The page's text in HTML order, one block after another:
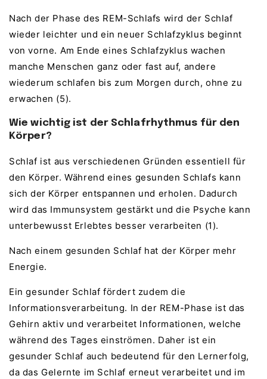
Nach der Phase des REM-Schlafs wird der Schlaf
wieder leichter und ein neuer Schlafzyklus beginnt
von vorne. Am Ende eines Schlafzyklus wachen
manche Menschen ganz oder fast auf, andere
wiederum schlafen bis zum Morgen durch, ohne zu
erwachen (5).
Wie wichtig ist der Schlafrhythmus für den
Körper?
Schlaf ist aus verschiedenen Gründen essentiell für
den Körper. Während eines gesunden Schlafs kann
sich der Körper entspannen und erholen. Dadurch
wird das Immunsystem gestärkt und die Psyche kann
unterbewusst Erlebtes besser verarbeiten (1).
Nach einem gesunden Schlaf hat der Körper mehr
Energie.
Ein gesunder Schlaf fördert zudem die
Informationsverarbeitung. In der REM-Phase ist das
Gehirn aktiv und verarbeitet Informationen, welche
während des Tages einströmen. Daher ist ein
gesunder Schlaf auch bedeutend für den Lernerfolg,
da das Gelernte im Schlaf erneut verarbeitet und im